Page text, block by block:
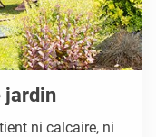
jardin
ni calcaire, ni